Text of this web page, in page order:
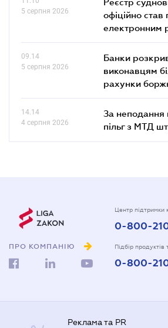
5 серпня 2026
офіційно став
електронним
09.14
5 серпня 2026
Банки
виконавцям
рахунки
14.14
4 серпня 2026
За неподання
пільг з МТД
ПРО КОМПАНІЮ
Центр підтримки
0-800-
Підбір продуктів
0-800-
Реклама та PR